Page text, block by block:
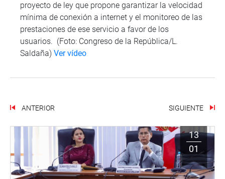
proyecto de ley que propone garantizar la velocidad
mínima de conexión a internet y el monitoreo de las
prestaciones de ese servicio a favor de los
usuarios. (Foto: Congreso de la República/L.
Saldaña) Ver vídeo
ANTERIOR SIGUIENTE
13
01